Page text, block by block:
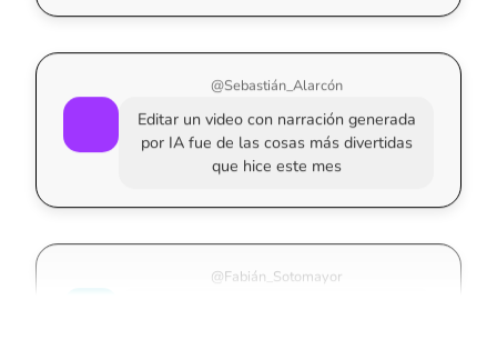
Editar un video con narración generada
por IA fue de las cosas más divertidas
que hice este mes
Es el primer curso donde realmente